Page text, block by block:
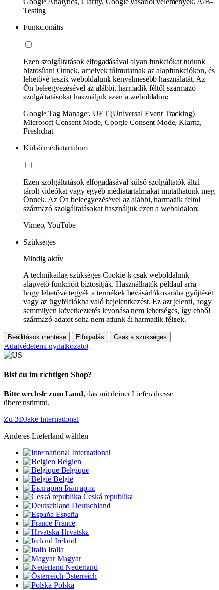
Google Analytics, Clarity, Google vásárlói vélemények, A/B-
Testing
Funkcionális
Ezen szolgáltatások elfogadásával olyan funkciókat tudunk
biztosítani Önnek, amelyek túlmutatnak az alapfunkciókon, és
lehetővé teszik weboldalunk kényelmesebb használatát. Az
Ön beleegyezésével az alábbi, harmadik féltől származó
szolgáltatásokat használjuk ezen a weboldalon:
Google Tag Manager, UET (Universal Event Tracking)
Microsoft Consent Mode, Google Consent Mode, Klarna,
Freshchat
Külső médiatartalom
Ezen szolgáltatások elfogadásával külső szolgáltatók által
tárolt videókat vagy egyéb médiatartalmakat mutathatunk meg
Önnek. Az Ön beleegyezésével az alábbi, harmadik féltől
származó szolgáltatásokat használjuk ezen a weboldalon:
Vimeo, YouTube
Szükséges
Mindig aktív
A technikailag szükséges Cookie-k csak weboldalunk
alapvető funkcióit biztosítják. Használhatók például arra,
hogy lehetővé tegyék a termékek bevásárlókosarába gyűjtését
vagy az ügyfélfiókba való bejelentkezést. Ez azt jelenti, hogy
semmilyen következtetés levonása nem lehetséges, így ebből
származó adatot soha nem adunk át harmadik félnek.
Beállítások mentése Elfogadás Csak a szükséges
Adatvédelemi nyilatkozatot
Bist du im richtigen Shop?
Bitte wechsle zum Land, das mit deiner Lieferadresse
übereinstimmt.
Zu 3DJake International
Anderes Lieferland wählen
International
Belgien
Belgique
België
България
Česká republika
Deutschland
España
France
Hrvatska
Ireland
Italia
Magyar
Nederland
Österreich
Polska